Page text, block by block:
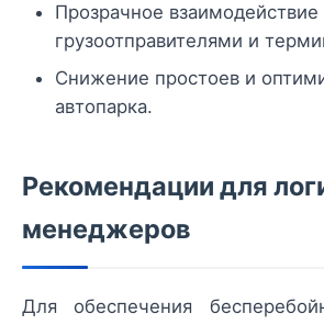
Прозрачное взаимодействие
грузоотправителями и
Снижение простоев и
автопарка.
Рекомендации для
менеджеров
Для обеспечения